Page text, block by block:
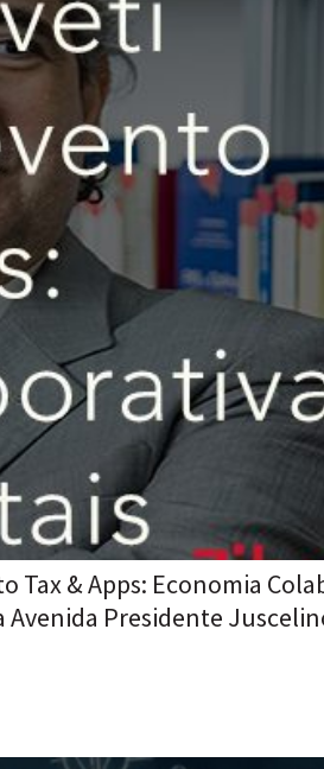
Tax & Apps: Economia
Avenida Presidente